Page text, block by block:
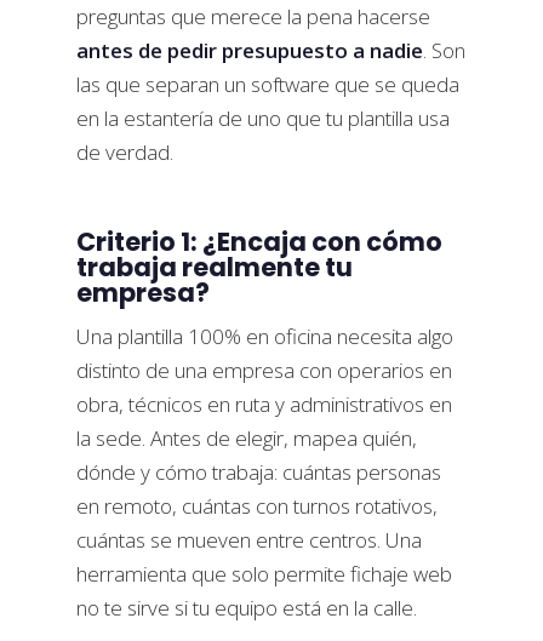
preguntas que merece la pena hacerse
antes de pedir presupuesto a nadie. Son
las que separan un software que se queda
en la estantería de uno que tu plantilla usa
de verdad.
Criterio 1: ¿Encaja con cómo
trabaja realmente tu
empresa?
Una plantilla 100% en oficina necesita algo
distinto de una empresa con operarios en
obra, técnicos en ruta y administrativos en
la sede. Antes de elegir, mapea quién,
dónde y cómo trabaja: cuántas personas
en remoto, cuántas con turnos rotativos,
cuántas se mueven entre centros. Una
herramienta que solo permite fichaje web
no te sirve si tu equipo está en la calle.